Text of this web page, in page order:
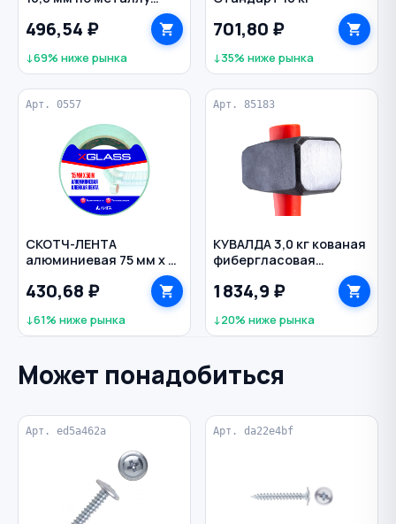
класс А Р6М5 титан с
кобальтом цилиндр
496,54 ₽
↓69% ниже рынка
701,80 ₽
↓35% ниже рынка
Арт. 0557
СКОТЧ-ЛЕНТА
алюминиевая 75 мм х 50
430,68 ₽
↓61% ниже рынка
Арт. 85183
КУВАЛДА 3,0 кг кованая
фибергласовая
рукоятка Профи BIBER
1 834,9 ₽
↓20% ниже рынка
Может понадобиться
Арт. ed5a462a Арт. da22e4bf